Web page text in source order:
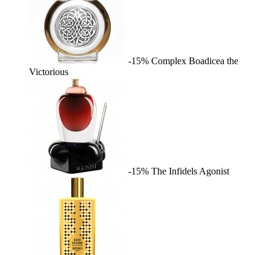
-15% Complex Boadicea the
Victorious
-15% The Infidels Agonist